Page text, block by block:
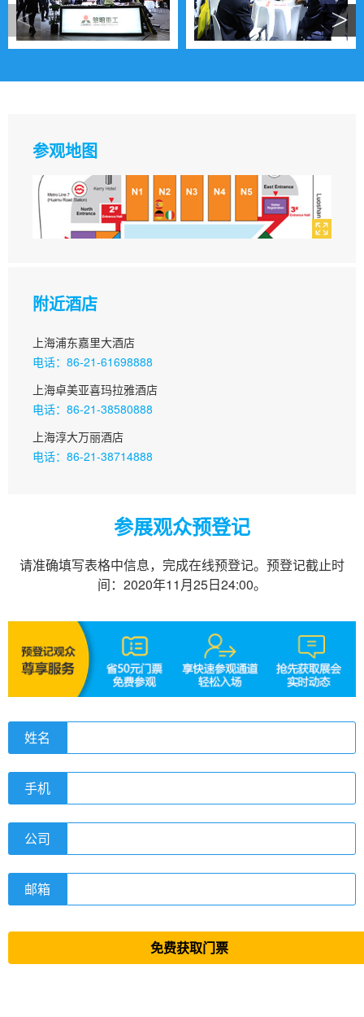
< >
参观地图
附近酒店
上海浦东嘉里大酒店
电话：86-21-61698888
上海卓美亚喜玛拉雅酒店
电话：86-21-38580888
上海淳大万丽酒店
电话：86-21-38714888
参展观众预登记
请准确填写表格中信息，完成在线预登记。预登记截止时
间：2020年11月25日24:00。
姓名
手机
公司
邮箱
免费获取门票